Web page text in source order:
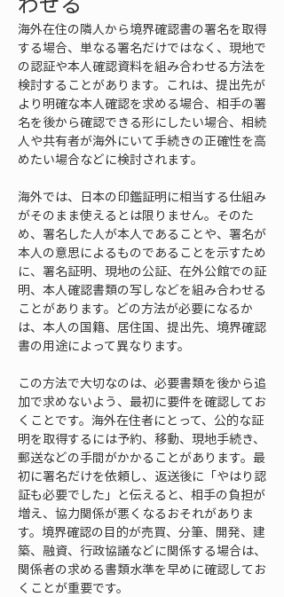
海外在住の隣人から境界確認書の署名を取得
する場合、単なる署名だけではなく、現地で
の認証や本人確認資料を組み合わせる方法を
検討することがあります。これは、提出先が
より明確な本人確認を求める場合、相手の署
名を後から確認できる形にしたい場合、相続
人や共有者が海外にいて手続きの正確性を高
めたい場合などに検討されます。
海外では、日本の印鑑証明に相当する仕組み
がそのまま使えるとは限りません。そのた
め、署名した人が本人であることや、署名が
本人の意思によるものであることを示すため
に、署名証明、現地の公証、在外公館での証
明、本人確認書類の写しなどを組み合わせる
ことがあります。どの方法が必要になるか
は、本人の国籍、居住国、提出先、境界確認
書の用途によって異なります。
この方法で大切なのは、必要書類を後から追
加で求めないよう、最初に要件を確認してお
くことです。海外在住者にとって、公的な証
明を取得するには予約、移動、現地手続き、
郵送などの手間がかかることがあります。最
初に署名だけを依頼し、返送後に「やはり認
証も必要でした」と伝えると、相手の負担が
増え、協力関係が悪くなるおそれがありま
す。境界確認の目的が売買、分筆、開発、建
築、融資、行政協議などに関係する場合は、
関係者の求める書類水準を早めに確認してお
くことが重要です。